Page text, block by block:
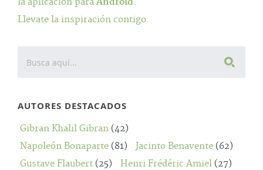
Llevate la inspiración contigo.
AUTORES DESTACADOS
Gibran Khalil Gibran (42)
Napoleón Bonaparte (81) Jacinto Benavente (62)
Gustave Flaubert (25) Henri Frédéric Amiel (27)